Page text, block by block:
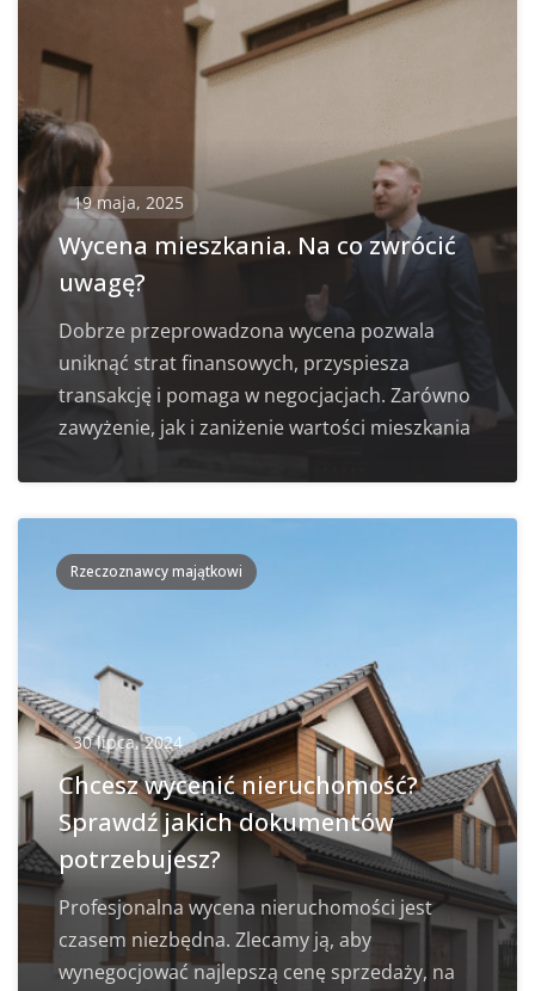
19 maja, 2025
Wycena mieszkania. Na co zwrócić
uwagę?
Dobrze przeprowadzona wycena pozwala
uniknąć strat finansowych, przyspiesza
transakcję i pomaga w negocjacjach. Zarówno
zawyżenie, jak i zaniżenie wartości mieszkania
Rzeczoznawcy majątkowi
30 lipca, 2024
Chcesz wycenić nieruchomość?
Sprawdź jakich dokumentów
potrzebujesz?
Profesjonalna wycena nieruchomości jest
czasem niezbędna. Zlecamy ją, aby
wynegocjować najlepszą cenę sprzedaży, na